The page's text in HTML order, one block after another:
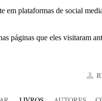
plataformas de social
páginas que eles visitaram